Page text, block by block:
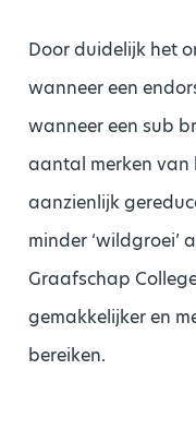
Door duidelijk het
wanneer een
wanneer een sub
aantal merken van
aanzienlijk
minder ‘wildgroei’
Graafschap
gemakkelijker en
bereiken.